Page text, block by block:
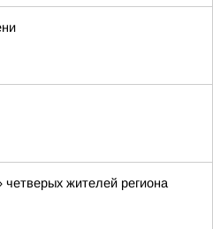
жителей региона